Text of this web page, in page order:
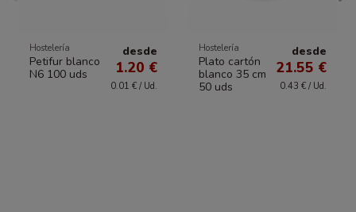
Hostelería
Petifur blanco
N6 100 uds
desde
1.20 €
0.01 € / Ud.
Hostelería
Plato cartón
blanco 35 cm
50 uds
desde
21.55 €
0.43 € / Ud.